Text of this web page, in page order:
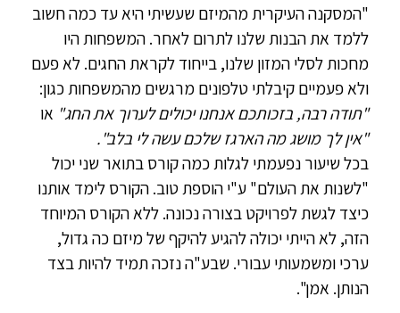
"המסקנה העיקרית מהמיזם שעשיתי היא עד כמה חשוב
ללמד את הבנות שלנו לתרום לאחר. המשפחות היו
מחכות לסלי המזון שלנו, בייחוד לקראת החגים. לא פעם
ולא פעמיים קיבלתי טלפונים מרגשים מהמשפחות כגון:
"תודה רבה, בזכותכם אנחנו יכולים לערוך את החג" או
"אין לך מושג מה הארגז שלכם עשה לי בלב".
בכל שיעור נפעמתי לגלות כמה קורס בתואר שני יכול
"לשנות את העולם" ע"י הוספת טוב. הקורס לימד אותנו
כיצד לגשת לפרויקט בצורה נכונה. ללא הקורס המיוחד
הזה, לא הייתי יכולה להגיע להיקף של מיזם כה גדול,
ערכי ומשמעותי עבורי. שבע"ה נזכה תמיד להיות בצד
הנותן. אמן".